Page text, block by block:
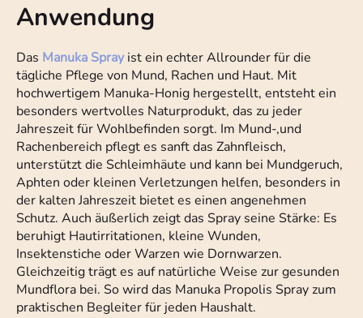
Anwendung
Das Manuka Sprayist ein echter Allrounder für die
tägliche Pflege von Mund, Rachen und Haut. Mit
hochwertigem Manuka-Honig hergestellt, entsteht ein
besonders wertvolles Naturprodukt, das zu jeder
Jahreszeit für Wohlbefinden sorgt. Im Mund-,und
Rachenbereich pflegt es sanft das Zahnfleisch,
unterstützt die Schleimhäute und kann bei Mundgeruch,
Aphten oder kleinen Verletzungen helfen, besonders in
der kalten Jahreszeit bietet es einen angenehmen
Schutz. Auch äußerlich zeigt das Spray seine Stärke: Es
beruhigt Hautirritationen, kleine Wunden,
Insektenstiche oder Warzen wie Dornwarzen.
Gleichzeitig trägt es auf natürliche Weise zur gesunden
Mundflora bei. So wird das Manuka Propolis Spray zum
praktischen Begleiter für jeden Haushalt.